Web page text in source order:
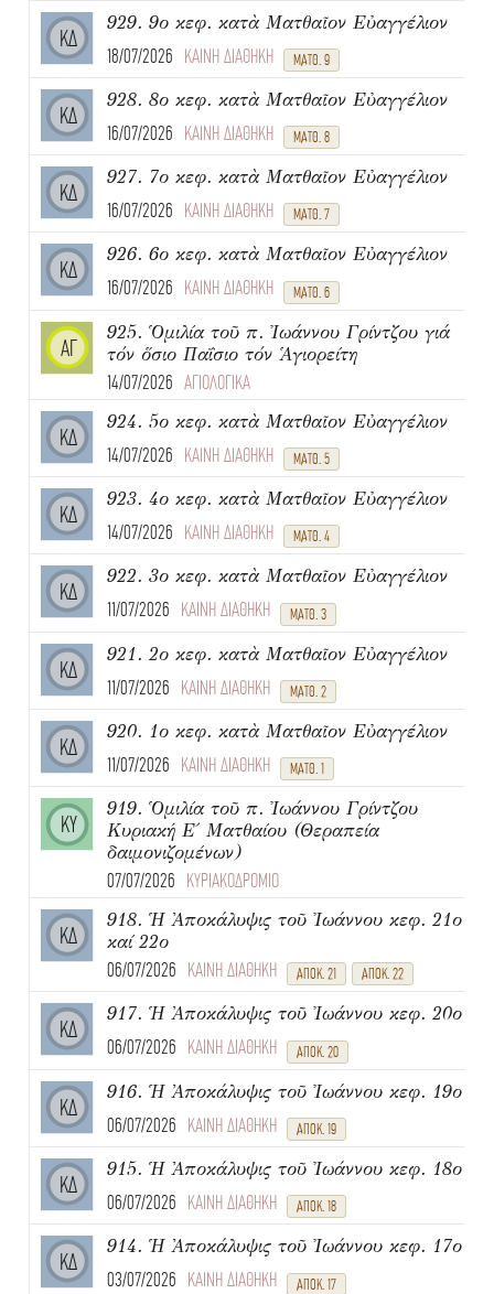
ΚΔ
929. 9ο κεφ. κατὰ Ματθαῖον Εὐαγγέλιον
18/07/2026 ΚΑΙΝΗ ΔΙΑΘΗΚΗ ΜΑΤΘ. 9
ΚΔ
928. 8ο κεφ. κατὰ Ματθαῖον Εὐαγγέλιον
16/07/2026 ΚΑΙΝΗ ΔΙΑΘΗΚΗ ΜΑΤΘ. 8
ΚΔ
927. 7ο κεφ. κατὰ Ματθαῖον Εὐαγγέλιον
16/07/2026 ΚΑΙΝΗ ΔΙΑΘΗΚΗ ΜΑΤΘ. 7
ΚΔ
926. 6ο κεφ. κατὰ Ματθαῖον Εὐαγγέλιον
16/07/2026 ΚΑΙΝΗ ΔΙΑΘΗΚΗ ΜΑΤΘ. 6
ΑΓ
925. Ὁμιλία τοῦ π. Ἰωάννου Γρίντζου γιά
τόν ὅσιο Παΐσιο τόν Ἁγιορείτη
14/07/2026 ΑΓΙΟΛΟΓΙΚΑ
ΚΔ
924. 5ο κεφ. κατὰ Ματθαῖον Εὐαγγέλιον
14/07/2026 ΚΑΙΝΗ ΔΙΑΘΗΚΗ ΜΑΤΘ. 5
ΚΔ
923. 4ο κεφ. κατὰ Ματθαῖον Εὐαγγέλιον
14/07/2026 ΚΑΙΝΗ ΔΙΑΘΗΚΗ ΜΑΤΘ. 4
ΚΔ
922. 3ο κεφ. κατὰ Ματθαῖον Εὐαγγέλιον
11/07/2026 ΚΑΙΝΗ ΔΙΑΘΗΚΗ ΜΑΤΘ. 3
ΚΔ
921. 2ο κεφ. κατὰ Ματθαῖον Εὐαγγέλιον
11/07/2026 ΚΑΙΝΗ ΔΙΑΘΗΚΗ ΜΑΤΘ. 2
ΚΔ
920. 1ο κεφ. κατὰ Ματθαῖον Εὐαγγέλιον
11/07/2026 ΚΑΙΝΗ ΔΙΑΘΗΚΗ ΜΑΤΘ. 1
ΚΥ
919. Ὁμιλία τοῦ π. Ἰωάννου Γρίντζου
Κυριακή Ε΄ Ματθαίου (Θεραπεία
δαιμονιζομένων)
07/07/2026 ΚΥΡΙΑΚΟΔΡΟΜΙΟ
ΚΔ
918. Ἡ Ἀποκάλυψις τοῦ Ἰωάννου κεφ. 21ο
καί 22ο
06/07/2026 ΚΑΙΝΗ ΔΙΑΘΗΚΗ ΑΠΟΚ. 21 ΑΠΟΚ. 22
ΚΔ
917. Ἡ Ἀποκάλυψις τοῦ Ἰωάννου κεφ. 20ο
06/07/2026 ΚΑΙΝΗ ΔΙΑΘΗΚΗ ΑΠΟΚ. 20
ΚΔ
916. Ἡ Ἀποκάλυψις τοῦ Ἰωάννου κεφ. 19ο
06/07/2026 ΚΑΙΝΗ ΔΙΑΘΗΚΗ ΑΠΟΚ. 19
ΚΔ
915. Ἡ Ἀποκάλυψις τοῦ Ἰωάννου κεφ. 18ο
06/07/2026 ΚΑΙΝΗ ΔΙΑΘΗΚΗ ΑΠΟΚ. 18
ΚΔ
914. Ἡ Ἀποκάλυψις τοῦ Ἰωάννου κεφ. 17ο
03/07/2026 ΚΑΙΝΗ ΔΙΑΘΗΚΗ ΑΠΟΚ. 17